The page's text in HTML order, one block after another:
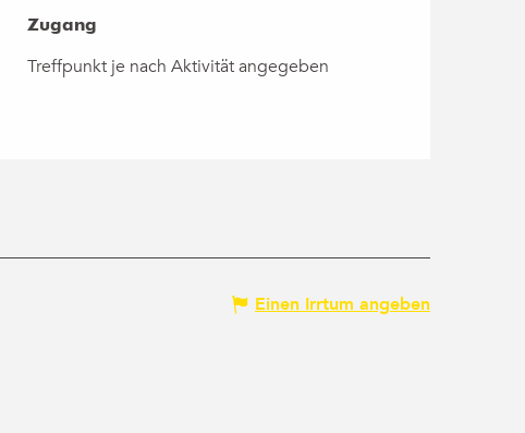
Zugang
Zugang
Treffpunkt je nach Aktivität angegeben
Einen Irrtum angeben